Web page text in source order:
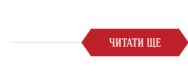
ЧИТАТИ ЩЕ